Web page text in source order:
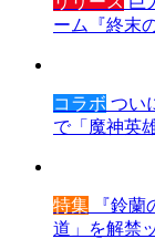
ーム『終末
コラボ つい
で「魔神英
特集 『鈴蘭
道」を解禁